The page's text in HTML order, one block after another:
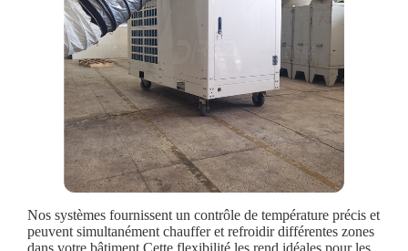
Nos systèmes fournissent un contrôle de température précis et
peuvent simultanément chauffer et refroidir différentes zones